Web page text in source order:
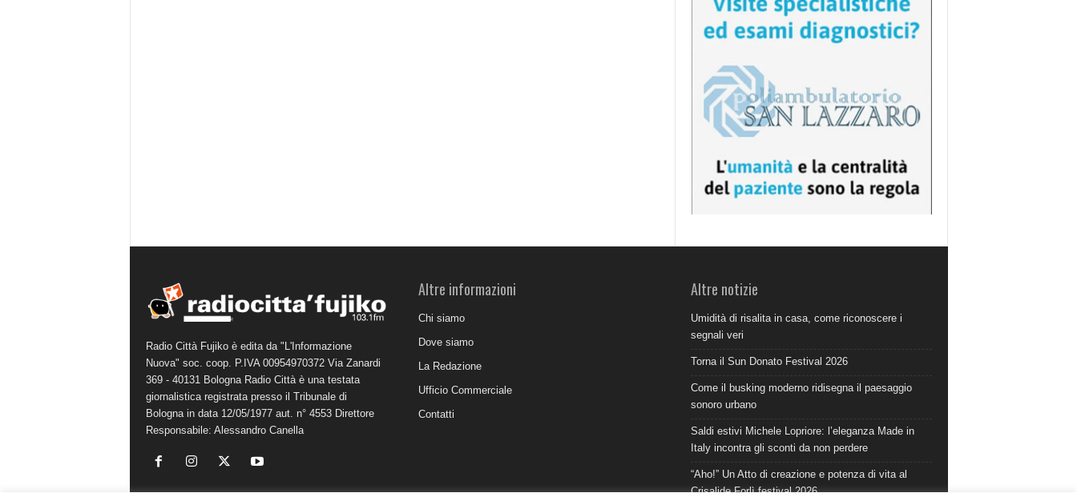
Radio Città Fujiko è edita da "L'Informazione
Nuova" soc. coop. P.IVA 00954970372 Via Zanardi
369 - 40131 Bologna Radio Città è una testata
giornalistica registrata presso il Tribunale di
Bologna in data 12/05/1977 aut. n° 4553 Direttore
Responsabile: Alessandro Canella
Altre informazioni
Chi siamo
Dove siamo
La Redazione
Ufficio Commerciale
Contatti
Altre notizie
Umidità di risalita in casa, come riconoscere i
segnali veri
Torna il Sun Donato Festival 2026
Come il busking moderno ridisegna il paesaggio
sonoro urbano
Saldi estivi Michele Lopriore: l’eleganza Made in
Italy incontra gli sconti da non perdere
“Aho!” Un Atto di creazione e potenza di vita al
Crisalide Forlì festival 2026